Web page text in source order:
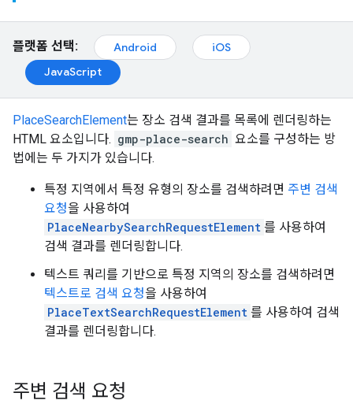
플랫폼 선택: Android
iOS
JavaScript
PlaceSearchElement는 장소 검색 결과를 목록에 렌더링하는
HTML 요소입니다. gmp-place-search 요소를 구성하는 방
법에는 두 가지가 있습니다.
특정 지역에서 특정 유형의 장소를 검색하려면 주변 검색
요청을 사용하여
PlaceNearbySearchRequestElement 를 사용하여
검색 결과를 렌더링합니다.
텍스트 쿼리를 기반으로 특정 지역의 장소를 검색하려면
텍스트로 검색 요청을 사용하여
PlaceTextSearchRequestElement 를 사용하여 검색
결과를 렌더링합니다.
주변 검색 요청